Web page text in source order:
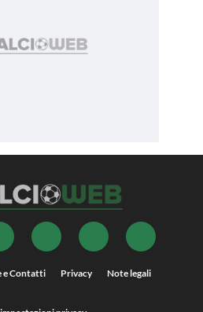
e Contatti Privacy Note legali